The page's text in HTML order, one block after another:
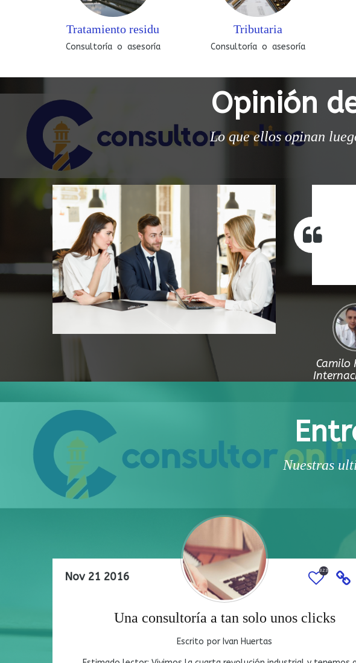
Tratamiento residu
Consultoría o asesoría
Tributaria
Consultoría o asesoría
Opinión
Lo que ellos opinan
me aclaro muchas dudas en mi proceso
familiar.
Camilo Hincapie
Camilo
Nuestras
Nov 21 2016 32316
Una consultoría a tan solo unos clicks
Escrito por Ivan Huertas